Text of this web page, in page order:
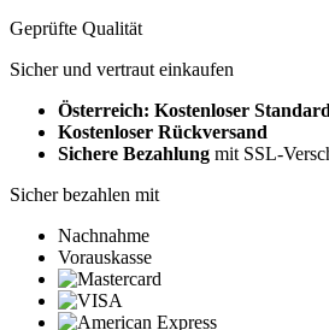
Geprüfte Qualität
Sicher und vertraut einkaufen
Österreich: Kostenloser
Kostenloser Rückversand
Sichere Bezahlung mit SSL-
Sicher bezahlen mit
Nachnahme
Vorauskasse